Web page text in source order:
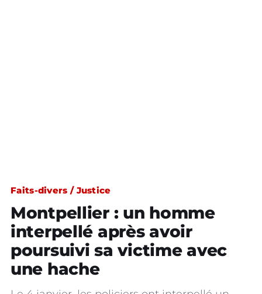
Faits-divers / Justice
Montpellier : un homme
interpellé après avoir
poursuivi sa victime avec
une hache